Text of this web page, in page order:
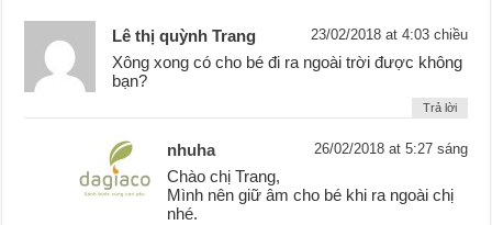
Lê thị quỳnh Trang 23/02/2018 at 4:03 chiều
Xông xong có cho bé đi ra ngoài trời được không
bạn?
Trả lời
nhuha 26/02/2018 at 5:27 sáng
Chào chị Trang,
Mình nên giữ âm cho bé khi ra ngoài chị
nhé.